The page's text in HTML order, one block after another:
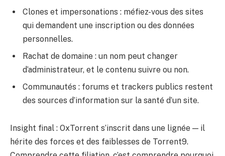
Clones et impersonations : méfiez-vous des sites
qui demandent une inscription ou des données
personnelles.
Rachat de domaine : un nom peut changer
d’administrateur, et le contenu suivre ou non.
Communautés : forums et trackers publics restent
des sources d’information sur la santé d’un site.
Insight final : OxTorrent s’inscrit dans une lignée — il
hérite des forces et des faiblesses de Torrent9.